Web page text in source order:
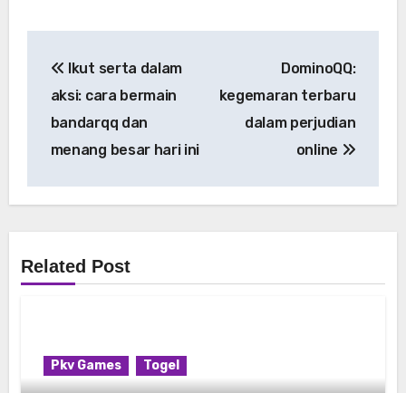
navigation
Ikut serta dalam
aksi: cara bermain
bandarqq dan
menang besar hari ini
DominoQQ:
kegemaran terbaru
dalam perjudian
online
Related Post
Pkv Games Togel